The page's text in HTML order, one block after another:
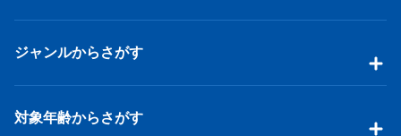
ジャンルからさがす
対象年齢からさがす